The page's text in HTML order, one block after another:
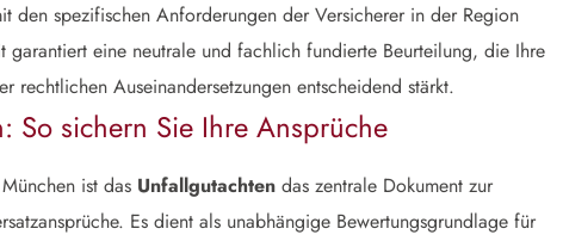
den spezifischen Anforderungen der Versicherer in der Region
garantiert eine neutrale und fachlich fundierte Beurteilung, die Ihre
rechtlichen Auseinandersetzungen entscheidend stärkt.
So sichern Sie Ihre Ansprüche
ist das Unfallgutachten das zentrale Dokument zur
Es dient als unabhängige Bewertungsgrundlage für